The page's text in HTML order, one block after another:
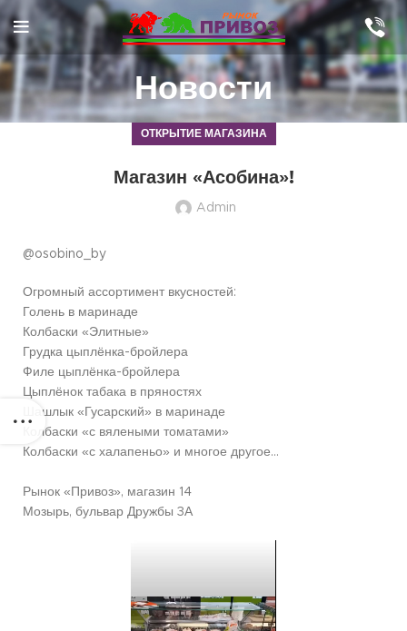
Новости
ОТКРЫТИЕ МАГАЗИНА
Магазин «Асобина»!
Admin
@osobino_by
Огромный ассортимент вкусностей:
Голень в маринаде
Колбаски «Элитные»
Грудка цыплёнка-бройлера
Филе цыплёнка-бройлера
Цыплёнок табака в пряностях
Шашлык «Гусарский» в маринаде
Колбаски «с вялеными томатами»
Колбаски «с халапеньо» и многое другое…
Рынок «Привоз», магазин 14
Мозырь, бульвар Дружбы 3А